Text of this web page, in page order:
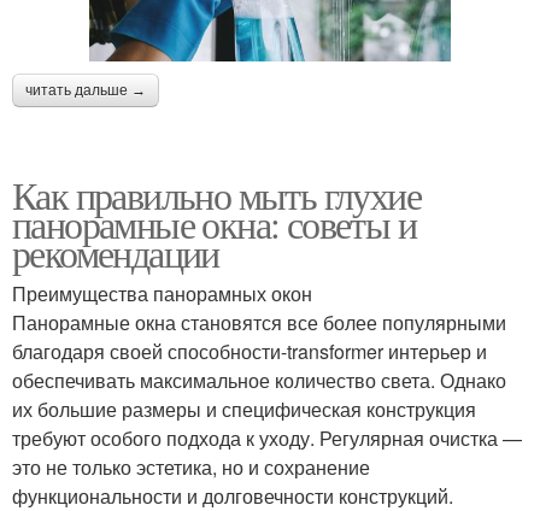
читать дальше →
Как правильно мыть глухие
панорамные окна: советы и
рекомендации
Преимущества панорамных окон
Панорамные окна становятся все более популярными
благодаря своей способности-transformer интерьер и
обеспечивать максимальное количество света. Однако
их большие размеры и специфическая конструкция
требуют особого подхода к уходу. Регулярная очистка —
это не только эстетика, но и сохранение
функциональности и долговечности конструкций.